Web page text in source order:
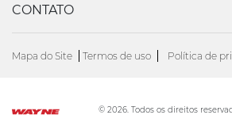
CONTATO
Mapa do Site Termos de uso Política de
© 2026. Todos os direitos